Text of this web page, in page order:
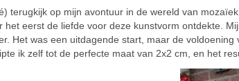
terugkijk op mijn avontuur in de wereld van
het eerst de liefde voor deze kunstvorm ontdekte.
Het was een uitdagende start, maar de
ik zelf tot de perfecte maat van 2x2 cm, en het